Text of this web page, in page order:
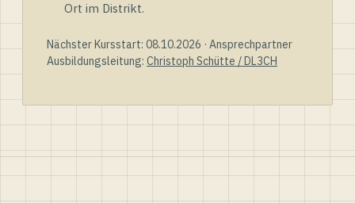
Ort im Distrikt.
Nächster Kursstart: 08.10.2026 · Ansprechpartner
Ausbildungsleitung: Christoph Schütte / DL3CH